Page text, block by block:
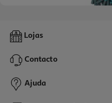
Pack X-Shot 50 Dardos Espuma
5,99 €
Lojas
Contacto
Ajuda